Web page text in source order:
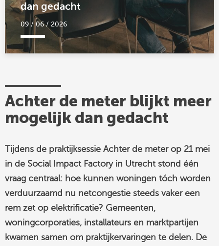
dan gedacht
09 / 06 / 2026
Achter de meter blijkt meer
mogelijk dan gedacht
Tijdens de praktijksessie Achter de meter op 21 mei
in de Social Impact Factory in Utrecht stond één
vraag centraal: hoe kunnen woningen tóch worden
verduurzaamd nu netcongestie steeds vaker een
rem zet op elektrificatie? Gemeenten,
woningcorporaties, installateurs en marktpartijen
kwamen samen om praktijkervaringen te delen. De